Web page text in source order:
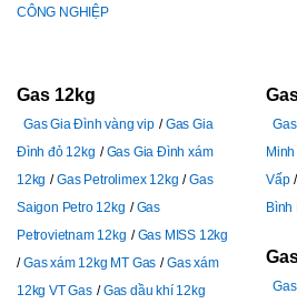
CÔNG NGHIỆP
Gas 12kg
Gas Gia Đình vàng vip
Gas Gia
Đình đỏ 12kg
Gas Gia Đình xám
12kg
Gas Petrolimex 12kg
Gas
Saigon Petro 12kg
Gas
Petrovietnam 12kg
Gas MISS 12kg
Gas xám 12kg MT Gas
Gas xám
12kg VT Gas
Gas dầu khí 12kg
Vấp
Bình